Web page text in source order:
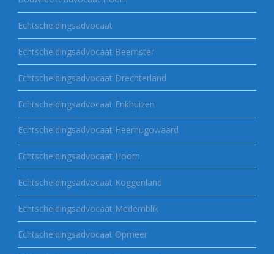
Echtscheidingsadvocaat
Echtscheidingsadvocaat Beemster
Echtscheidingsadvocaat Drechterland
Echtscheidingsadvocaat Enkhuizen
Echtscheidingsadvocaat Heerhugowaard
Echtscheidingsadvocaat Hoorn
Echtscheidingsadvocaat Koggenland
Echtscheidingsadvocaat Medemblik
Echtscheidingsadvocaat Opmeer